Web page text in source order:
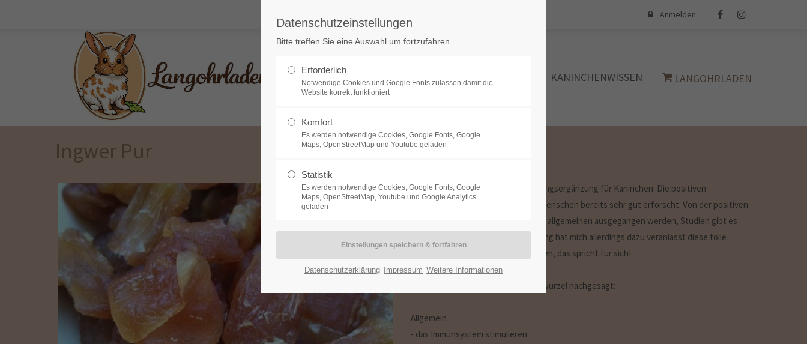
Der Eintrag "offcanvas-col1" existiert
leider nicht.
Der Eintrag "offcanvas-col2" existiert
leider nicht.
leider nicht.
Anmelden
LANGOHREN KANINCHENWISSEN LANGOHRLADEN
Ingwer Pur
Ingwer ist eine sehr gesunde Nahrungsergänzung für Kaninchen. Die positiven
Eigenschaften von Ingwer sind am Menschen bereits sehr gut erforscht. Von der positiven
Wirkung auch bei Kaninchen kann im allgemeinen ausgegangen werden, Studien gibt es
hierzu nicht. Unsere eigene Erfahrung hat mich allerdings dazu veranlasst diese tolle
Wurzel in unseren Shop aufzunehmen, das spricht für sich!
Folgendes Können wird der Ingwerwurzel nachgesagt:
Allgemein
- das Immunsystem stimulieren
Datenschutzeinstellungen
Bitte treffen Sie eine Auswahl um fortzufahren
Erforderlich
Notwendige Cookies und Google Fonts zulassen damit die
Website korrekt funktioniert
Komfort
Es werden notwendige Cookies, Google Fonts, Google
Maps, OpenStreetMap und Youtube geladen
Statistik
Es werden notwendige Cookies, Google Fonts, Google
Maps, OpenStreetMap, Youtube und Google Analytics
geladen
Datenschutzerklärung Impressum Weitere Informationen